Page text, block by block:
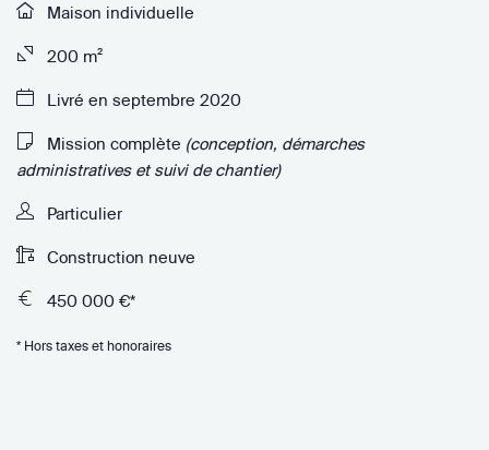
Maison individuelle
200 m²
Livré en septembre 2020
Mission complète (conception, démarches
administratives et suivi de chantier)
Particulier
Construction neuve
450 000 €*
* Hors taxes et honoraires